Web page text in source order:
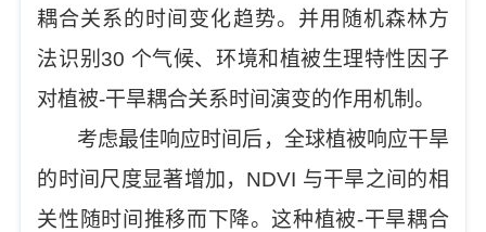
耦合关系的时间变化趋势。并用随机森林方
法识别30 个气候、环境和植被生理特性因子
对植被-干旱耦合关系时间演变的作用机制。
考虑最佳响应时间后，全球植被响应干旱
的时间尺度显著增加，NDVI 与干旱之间的相
关性随时间推移而下降。这种植被-干旱耦合